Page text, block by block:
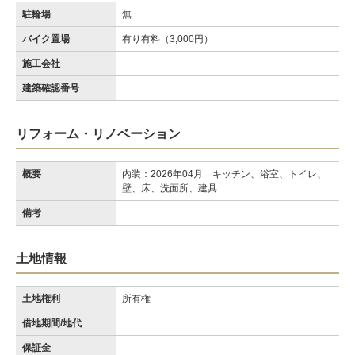
駐輪場 無
バイク置場 有り有料（3,000円）
施工会社
建築確認番号
リフォーム・リノベーション
概要
内装：2026年04月 キッチン、浴室、トイレ、
壁、床、洗面所、建具
備考
土地情報
土地権利 所有権
借地期間/地代
保証金